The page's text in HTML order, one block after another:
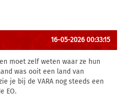
16-05-2026 00:33:15
moet zelf weten waar ze hun
was ooit een land van
je bij de VARA nog steeds een
EO.